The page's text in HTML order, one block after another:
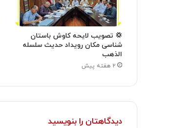
💢 تصویب لایحه کاوش باستان
شناسی مکان رویداد حدیث سلسله
الذهب
۲ هفته پیش
دیدگاهتان را بنویسید